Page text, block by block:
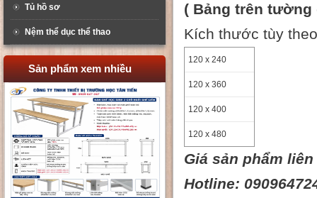
Tủ hồ sơ
Nệm thể dục thể thao
Sản phẩm xem nhiều
( Bảng trên tường
Kích thước tùy
120 x 240
120 x 360
120 x 400
120 x 480
Giá sản phẩm
Hotline: